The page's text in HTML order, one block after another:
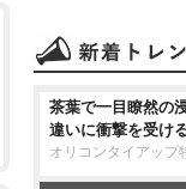
茶葉で一目瞭然の
違いに衝撃を受け
オリコンタイアップ